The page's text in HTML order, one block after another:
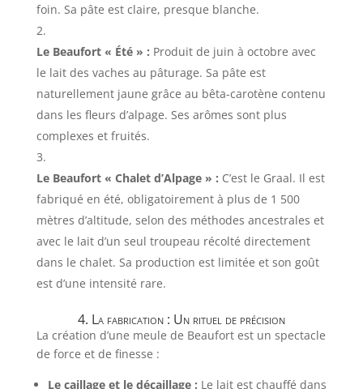
foin. Sa pâte est claire, presque blanche.
Le Beaufort « Été » : Produit de juin à octobre avec
le lait des vaches au pâturage. Sa pâte est
naturellement jaune grâce au bêta-carotène contenu
dans les fleurs d’alpage. Ses arômes sont plus
complexes et fruités.
Le Beaufort « Chalet d’Alpage » : C’est le Graal. Il est
fabriqué en été, obligatoirement à plus de 1 500
mètres d’altitude, selon des méthodes ancestrales et
avec le lait d’un seul troupeau récolté directement
dans le chalet. Sa production est limitée et son goût
est d’une intensité rare.
4. La fabrication : Un rituel de précision
La création d’une meule de Beaufort est un spectacle
de force et de finesse :
Le caillage et le décaillage : Le lait est chauffé dans